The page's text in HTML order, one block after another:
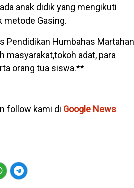
anak didik yang mengikuti
metode Gasing.
Pendidikan Humbahas Martahan
masyarakat,tokoh adat, para
orang tua siswa.**
follow kami di Google News